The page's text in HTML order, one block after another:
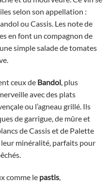
selon son appellation :
ou Cassis. Les note de
en font un compagnon de
simple salade de tomates
ceux de Bandol, plus
avec des plats
ou l’agneau grillé. Ils
de garrigue, de mûre et
de Cassis et de Palette
minéralité, parfaits pour
comme le pastis